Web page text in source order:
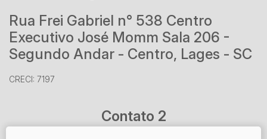
Rua Frei Gabriel n° 538 Centro
Executivo José Momm Sala 206 -
Segundo Andar - Centro, Lages - SC
CRECI: 7197
Contato 2